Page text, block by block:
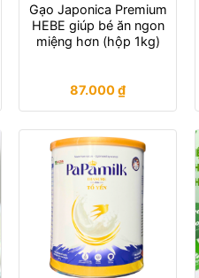
Gạo Japonica Premium
HEBE giúp bé ăn ngon
miệng hơn (hộp 1kg)
87.000₫